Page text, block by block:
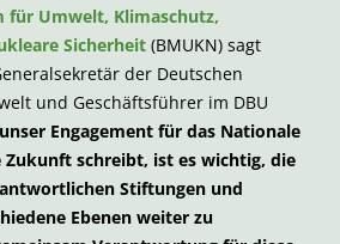
für Umwelt, Klimaschutz,
Sicherheit (BMUKN) sagt
der Deutschen
und Geschäftsführer im DBU
Engagement für das Nationale
Zukunft schreibt, ist es wichtig, die
Stiftungen und
Ebenen weiter zu